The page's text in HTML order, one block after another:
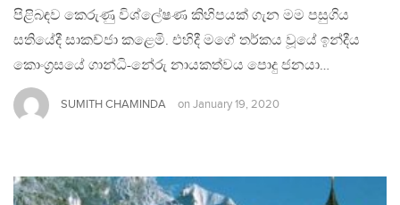
පිළිබඳව කෙරුණු විශ්ලේෂණ කිහිපයක් ගැන මම පසුගිය
සතියේදී සාකච්ජා කළෙමි. එහිදී මගේ තර්කය වූයේ ඉන්දීය
කොංග්‍රසයේ ගාන්ධි-නේරු නායකත්වය පොදු ජනයා…
SUMITH CHAMINDA on January 19, 2020